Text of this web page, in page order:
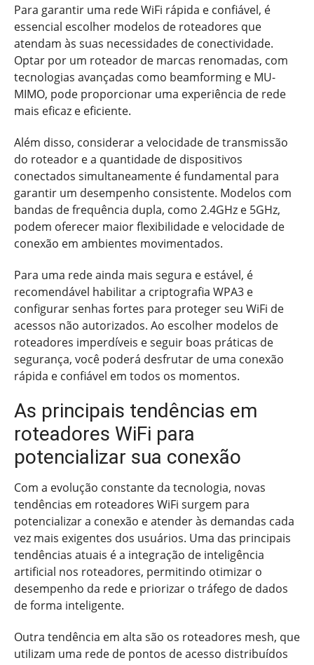
Para garantir uma rede WiFi rápida e confiável, é
essencial escolher modelos de roteadores que
atendam às suas necessidades de conectividade.
Optar por um roteador de marcas renomadas, com
tecnologias avançadas como beamforming e MU-
MIMO, pode proporcionar uma experiência de rede
mais eficaz e eficiente.
Além disso, considerar a velocidade de transmissão
do roteador e a quantidade de dispositivos
conectados simultaneamente é fundamental para
garantir um desempenho consistente. Modelos com
bandas de frequência dupla, como 2.4GHz e 5GHz,
podem oferecer maior flexibilidade e velocidade de
conexão em ambientes movimentados.
Para uma rede ainda mais segura e estável, é
recomendável habilitar a criptografia WPA3 e
configurar senhas fortes para proteger seu WiFi de
acessos não autorizados. Ao escolher modelos de
roteadores imperdíveis e seguir boas práticas de
segurança, você poderá desfrutar de uma conexão
rápida e confiável em todos os momentos.
As principais tendências em
roteadores WiFi para
potencializar sua conexão
Com a evolução constante da tecnologia, novas
tendências em roteadores WiFi surgem para
potencializar a conexão e atender às demandas cada
vez mais exigentes dos usuários. Uma das principais
tendências atuais é a integração de inteligência
artificial nos roteadores, permitindo otimizar o
desempenho da rede e priorizar o tráfego de dados
de forma inteligente.
Outra tendência em alta são os roteadores mesh, que
utilizam uma rede de pontos de acesso distribuídos